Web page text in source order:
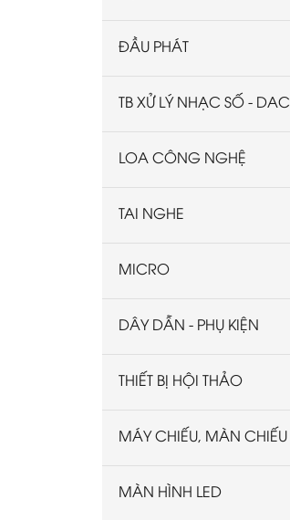
ĐẦU PHÁT
TB XỬ LÝ NHẠC SỐ - DAC
LOA CÔNG NGHỆ
TAI NGHE
MICRO
DÂY DẪN - PHỤ KIỆN
THIẾT BỊ HỘI THẢO
MÁY CHIẾU, MÀN CHIẾU
MÀN HÌNH LED